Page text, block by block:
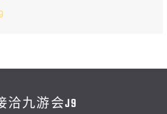
洽九游会J9